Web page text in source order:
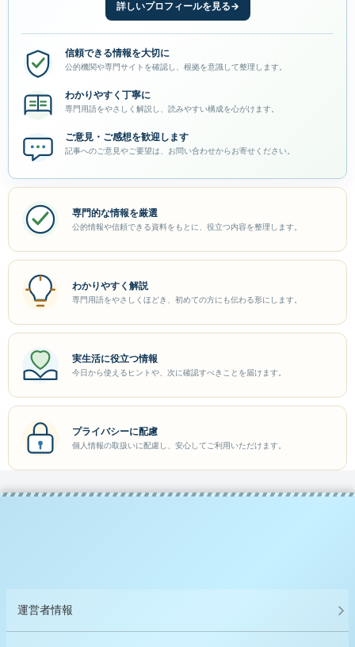
詳しいプロフィールを見る→
信頼できる情報を大切に
公的機関や専門サイトを確認し、根拠を意識して整理します。
わかりやすく丁寧に
専門用語をやさしく解説し、読みやすい構成を心がけます。
ご意見・ご感想を歓迎します
記事へのご意見やご要望は、お問い合わせからお寄せください。
専門的な情報を厳選
公的情報や信頼できる資料をもとに、役立つ内容を整理します。
わかりやすく解説
専門用語をやさしくほどき、初めての方にも伝わる形にします。
実生活に役立つ情報
今日から使えるヒントや、次に確認すべきことを届けます。
プライバシーに配慮
個人情報の取扱いに配慮し、安心してご利用いただけます。
運営者情報